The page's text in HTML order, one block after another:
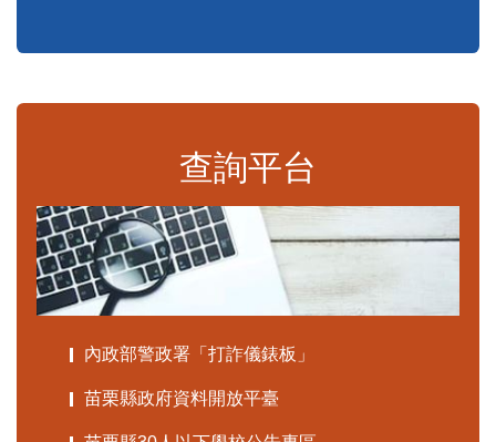
查詢平台
內政部警政署「打詐儀錶板」
苗栗縣政府資料開放平臺